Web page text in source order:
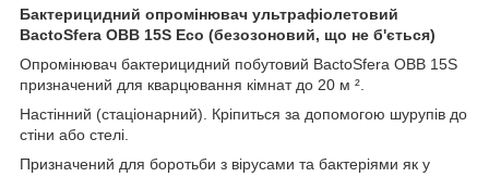
Бактерицидний опромінювач ультрафіолетовий
BactoSfera OBB 15S Eco (безозоновий, що не б'ється)
Опромінювач бактерицидний побутовий BactoSfera OBB 15S
призначений для кварцювання кімнат до 20 м ².
Настінний (стаціонарний). Кріпиться за допомогою шурупів до
стіни або стелі.
Призначений для боротьби з вірусами та бактеріями як у